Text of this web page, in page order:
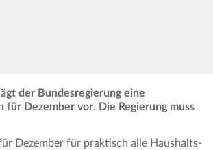
der Bundesregierung eine
für Dezember vor. Die Regierung muss
Dezember für praktisch alle Haushalts-